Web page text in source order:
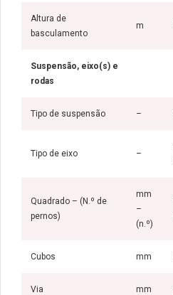
Altura de
basculamento
m
Suspensão, eixo(s) e
rodas
Tipo de suspensão –
Tipo de eixo –
Quadrado – (N.º de
pernos)
mm
–
(n.º)
Cubos mm
Via mm